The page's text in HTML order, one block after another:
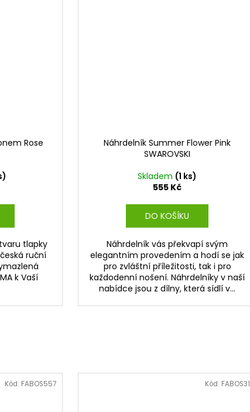
Rose
tlapky
ruční
k Vaší
Náhrdelník Summer Flower Pink
SWAROVSKI
Skladem (1 ks)
555 Kč
DO KOŠÍKU
Náhrdelník vás překvapí svým
elegantním provedením a hodí se jak
pro zvláštní příležitosti, tak i pro
každodenní nošení. Náhrdelníky v naší
nabídce jsou z dílny, která sídlí v...
Kód: FABOS557 Kód: FABOS31